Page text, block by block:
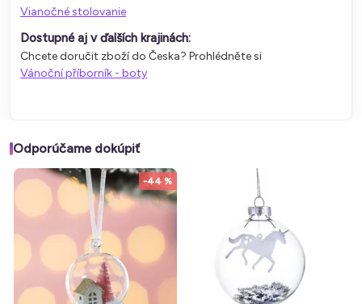
Vianočné stolovanie
Dostupné aj v ďalších krajinách:
Chcete doručit zboží do Česka? Prohlédněte si
Vánoční příborník - boty
Odporúčame dokúpiť
-44 %